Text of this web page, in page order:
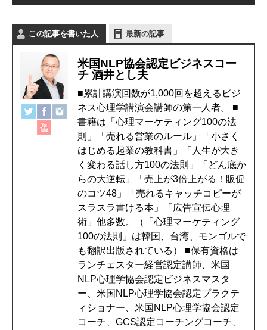
この記事を書いた人 最新の記事
米国NLP協会認定ビジネスコー
チ 酒井とし夫
■累計講演回数が1,000回を超えるビジ
ネス心理学講演会講師の第一人者。 ■
書籍は「心理マーケティング100の法
則」「売れる営業のルール」「小さく
はじめる起業の教科書」「人生が大き
く変わる話し方100の法則」「どん底か
らの大逆転」「売上が3倍上がる！販促
のコツ48」「売れるキャッチコピーが
スラスラ書ける本」「広告宣伝心理
術」他多数。（「心理マーケティング
100の法則」は韓国、台湾、モンゴルで
も翻訳出版されている） ■保有資格は
ランチェスター経営認定講師、米国
NLP心理学協会認定ビジネスマスタ
ー、米国NLP心理学協会認定プラクテ
ィショナー、米国NLP心理学協会認定
コーチ、GCS認定コーチングコーチ、